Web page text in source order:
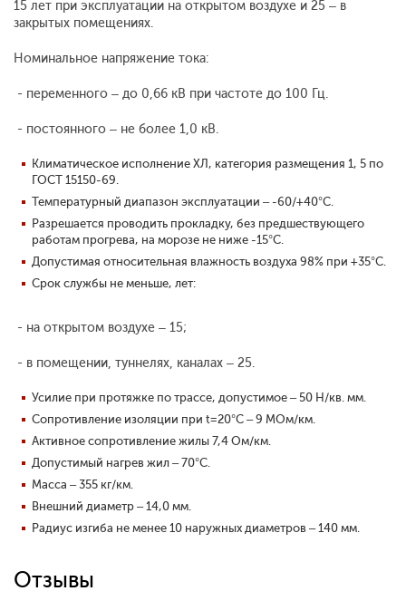
15 лет при эксплуатации на открытом воздухе и 25 – в
закрытых помещениях.
Номинальное напряжение тока:
- переменного – до 0,66 кВ при частоте до 100 Гц.
- постоянного – не более 1,0 кВ.
Климатическое исполнение ХЛ, категория размещения 1, 5 по
ГОСТ 15150-69.
Температурный диапазон эксплуатации – -60/+40°С.
Разрешается проводить прокладку, без предшествующего
работам прогрева, на морозе не ниже -15°С.
Допустимая относительная влажность воздуха 98% при +35°С.
Срок службы не меньше, лет:
- на открытом воздухе – 15;
- в помещении, туннелях, каналах – 25.
Усилие при протяжке по трассе, допустимое – 50 Н/кв. мм.
Сопротивление изоляции при t=20°С – 9 МОм/км.
Активное сопротивление жилы 7,4 Ом/км.
Допустимый нагрев жил – 70°С.
Масса – 355 кг/км.
Внешний диаметр – 14,0 мм.
Радиус изгиба не менее 10 наружных диаметров – 140 мм.
Отзывы